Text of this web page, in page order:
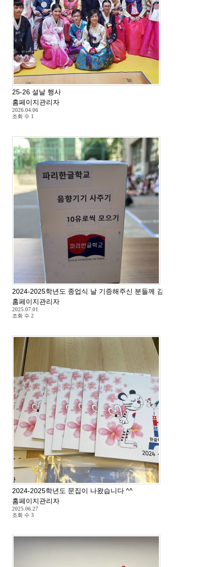
25-26 설날 행사
홈페이지관리자
2026.04.06
조회 수 1
2024-2025학년도 종업식 날 기증해주신 분들께 감사드립니다.
홈페이지관리자
2025.07.01
조회 수 2
2024-2025학년도 문집이 나왔습니다 ^^
홈페이지관리자
2025.06.27
조회 수 3